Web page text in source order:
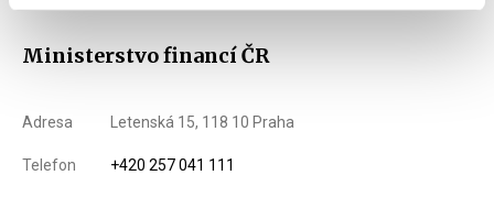
Ministerstvo financí ČR
Adresa Letenská 15, 118 10 Praha
Telefon +420 257 041 111